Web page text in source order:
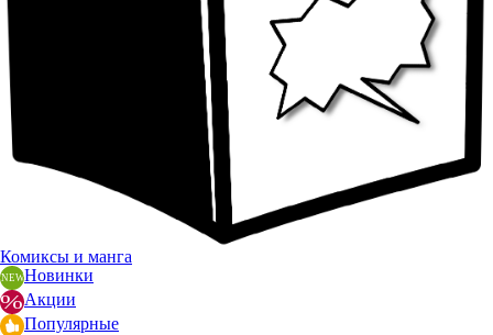
Комиксы и манга
Новинки
Акции
Популярные